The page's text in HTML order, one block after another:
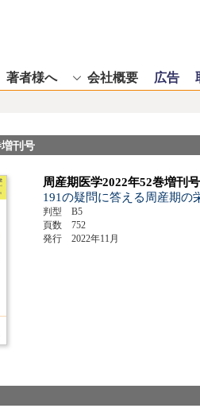
著者様へ 会社概要 広告
増刊号
周産期医学2022年52巻増刊号
191の疑問に答える周産期の
判型 B5
頁数 752
発行 2022年11月